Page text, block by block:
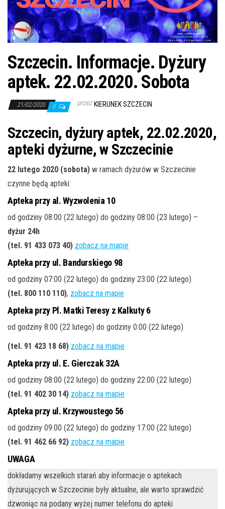
ę
Szczecin. Informacje. Dyżury
aptek. 22.02.2020. Sobota
21/02/2020 0 przez KIERUNEK SZCZECIN
Szczecin, dyżury aptek, 22.02.2020,
apteki dyżurne, w Szczecinie
22 lutego 2020 (sobota) w ramach dyżurów w Szczecinie
czynne będą apteki:
Apteka przy al. Wyzwolenia 10
od godziny 08:00 (22 lutego) do godziny 08:00 (23 lutego) –
dyżur 24h
(tel. 91 433 073 40) zobacz na mapie
Apteka przy ul. Bandurskiego 98
od godziny 07:00 (22 lutego) do godziny 23:00 (22 lutego)
(tel. 800 110 110), zobacz na mapie
Apteka przy Pl. Matki Teresy z Kalkuty 6
od godziny 8:00 (22 lutego) do godziny 0:00 (22 lutego)
(tel. 91 423 18 68) zobacz na mapie
Apteka przy ul. E. Gierczak 32A
od godziny 08:00 (22 lutego) do godziny 22:00 (22 lutego)
(tel. 91 402 30 14) zobacz na mapie
Apteka przy ul. Krzywoustego 56
od godziny 09:00 (22 lutego) do godziny 17:00 (22 lutego)
(tel. 91 462 66 92) zobacz na mapie
UWAGA
dokładamy wszelkich starań aby informacje o aptekach
dyżurujących w Szczecinie były aktualne, ale warto sprawdzić
dzwoniąc na podany wyżej numer telefonu do apteki